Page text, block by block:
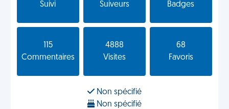
Suivi
Suiveurs
Badges
115
Commentaires
4888
Visites
68
Favoris
Non spécifié
Non spécifié